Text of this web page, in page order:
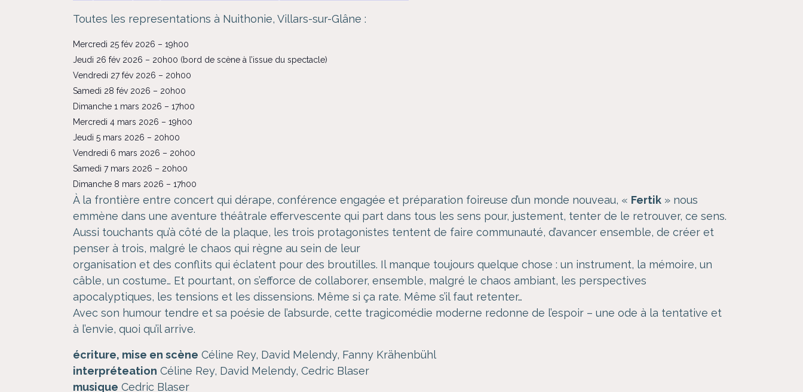
Toutes les representations à Nuithonie, Villars-sur-Glâne :
Mercredi 25 fév 2026 – 19h00
Jeudi 26 fév 2026 – 20h00 (bord de scène à l’issue du spectacle)
Vendredi 27 fév 2026 – 20h00
Samedi 28 fév 2026 – 20h00
Dimanche 1 mars 2026 – 17h00
Mercredi 4 mars 2026 – 19h00
Jeudi 5 mars 2026 – 20h00
Vendredi 6 mars 2026 – 20h00
Samedi 7 mars 2026 – 20h00
Dimanche 8 mars 2026 – 17h00
À la frontière entre concert qui dérape, conférence engagée et préparation foireuse d’un monde nouveau, « Fertik » nous
emmène dans une aventure théâtrale effervescente qui part dans tous les sens pour, justement, tenter de le retrouver, ce sens.
Aussi touchants qu’à côté de la plaque, les trois protagonistes tentent de faire communauté, d’avancer ensemble, de créer et
penser à trois, malgré le chaos qui règne au sein de leur
organisation et des conflits qui éclatent pour des broutilles. Il manque toujours quelque chose : un instrument, la mémoire, un
câble, un costume… Et pourtant, on s’efforce de collaborer, ensemble, malgré le chaos ambiant, les perspectives
apocalyptiques, les tensions et les dissensions. Même si ça rate. Même s’il faut retenter…
Avec son humour tendre et sa poésie de l’absurde, cette tragicomédie moderne redonne de l’espoir – une ode à la tentative et
à l’envie, quoi qu’il arrive.
écriture, mise en scène Céline Rey, David Melendy, Fanny Krähenbühl
interpréteation Céline Rey, David Melendy, Cedric Blaser
musique Cedric Blaser